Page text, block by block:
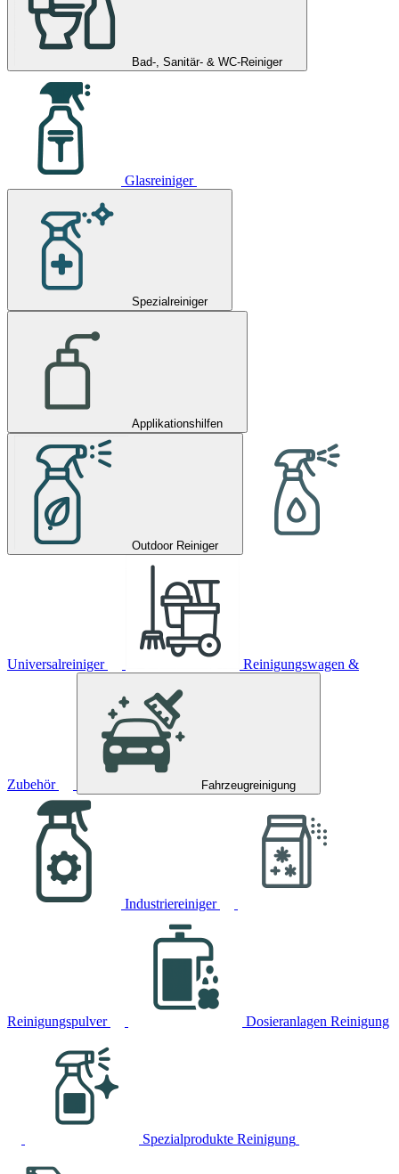
Bad-, Sanitär- & WC-Reiniger
Glasreiniger
Spezialreiniger
Applikationshilfen
Outdoor Reiniger
Universalreiniger Reinigungswagen &
Zubehör Fahrzeugreinigung
Industriereiniger
Reinigungspulver Dosieranlagen Reinigung
Spezialprodukte Reinigung